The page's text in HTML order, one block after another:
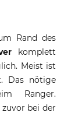
Rand des
komplett
Meist ist
Das nötige
Ranger.
bei der